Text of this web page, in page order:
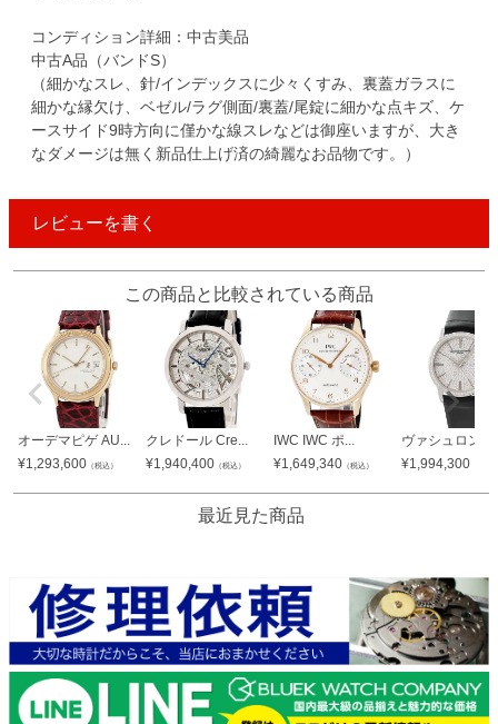
コンディション詳細：中古美品
中古A品（バンドS）
（細かなスレ、針/インデックスに少々くすみ、裏蓋ガラスに
細かな縁欠け、ベゼル/ラグ側面/裏蓋/尾錠に細かな点キズ、ケ
ースサイド9時方向に僅かな線スレなどは御座いますが、大き
なダメージは無く新品仕上げ済の綺麗なお品物です。）
レビューを書く
この商品と比較されている商品
オーデマピゲ AU...
¥1,293,600 （税込）
クレドール Cre...
¥1,940,400 （税込）
IWC IWC ポ...
¥1,649,340 （税込）
ヴァシュロン・
¥1,994,300
最近見た商品